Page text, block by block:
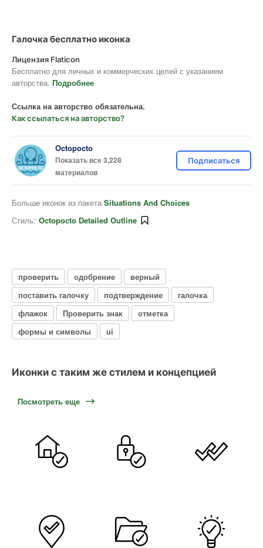
Галочка бесплатно иконка
Лицензия Flaticon
Бесплатно для личных и коммерческих целей с указанием
авторства. Подробнее
Ссылка на авторство обязательна.
Как ссылаться на авторство?
Octopocto
Показать все 3,228
материалов
Подписаться
Больше иконок из пакета Situations And Choices
Стиль: Octopocto Detailed Outline
проверить одобрение
верный
поставить галочку
подтверждение
галочка
флажок
Проверить знак
отметка
формы и символы
ui
Иконки с таким же стилем и концепцией
Посмотреть еще